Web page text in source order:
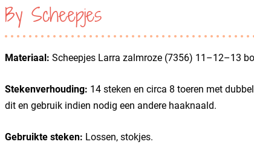
By Scheepjes
Materiaal: Scheepjes Larra zalmroze (7356) 11–12–13
Stekenverhouding: 14 steken en circa 8 toeren met
dit en gebruik indien nodig een andere haaknaald.
Gebruikte steken: Lossen, stokjes.